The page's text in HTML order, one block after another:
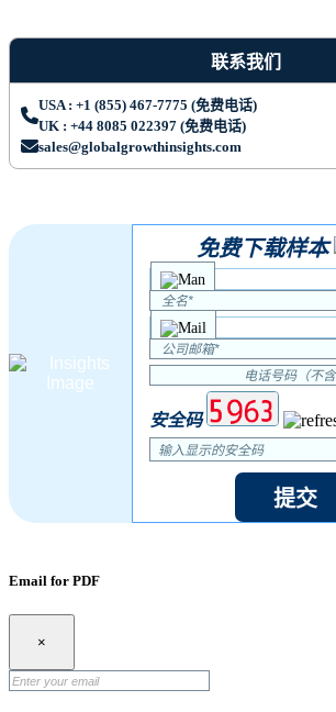
联系我们
USA : +1 (855) 467-7775 (免费电话)
UK : +44 8085 022397 (免费电话)
sales@globalgrowthinsights.com
免费下载样本
安全码
提交
Email for PDF
×